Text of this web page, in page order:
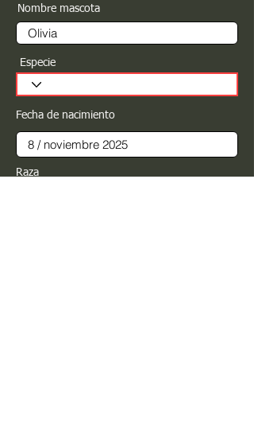
Nombre mascota
Especie
Fecha de nacimiento
Raza